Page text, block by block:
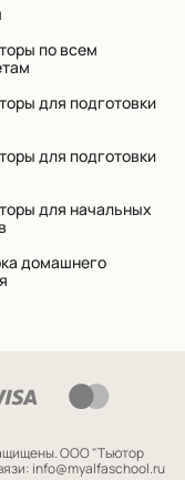
по всем
для подготовки
для подготовки
для начальных
домашнего
ООО "Тьютор
info@myalfaschool.ru